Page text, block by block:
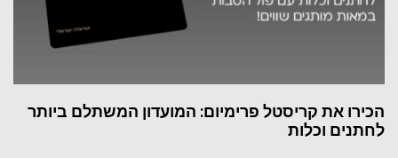
הכירו את קריסטל פרימיום: המועדון המשתלם ביותר
לחתנים וכלות